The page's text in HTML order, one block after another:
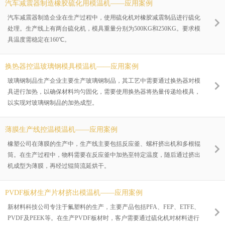
汽车减震器制造橡胶硫化用模温机——应用案例
汽车减震器制造企业在生产过程中，使用硫化机对橡胶减震制品进行硫化
处理。生产线上有两台硫化机，模具重量分别为500KG和250KG。要求模
具温度需稳定在160℃。
换热器控温玻璃钢模具模温机——应用案例
玻璃钢制品生产企业主要生产玻璃钢制品，其工艺中需要通过换热器对模
具进行加热，以确保材料均匀固化，需要使用换热器将热量传递给模具，
以实现对玻璃钢制品的加热成型。
薄膜生产线控温模温机——应用案例
橡塑公司在薄膜的生产中，生产线主要包括反应釜、螺杆挤出机和多根辊
筒。在生产过程中，物料需要在反应釜中加热至特定温度，随后通过挤出
机成型为薄膜，再经过辊筒流延烘干。
PVDF板材生产片材挤出模温机——应用案例
新材料科技公司专注于氟塑料的生产，主要产品包括PFA、FEP、ETFE、
PVDF及PEEK等。在生产PVDF板材时，客户需要通过硫化机对材料进行